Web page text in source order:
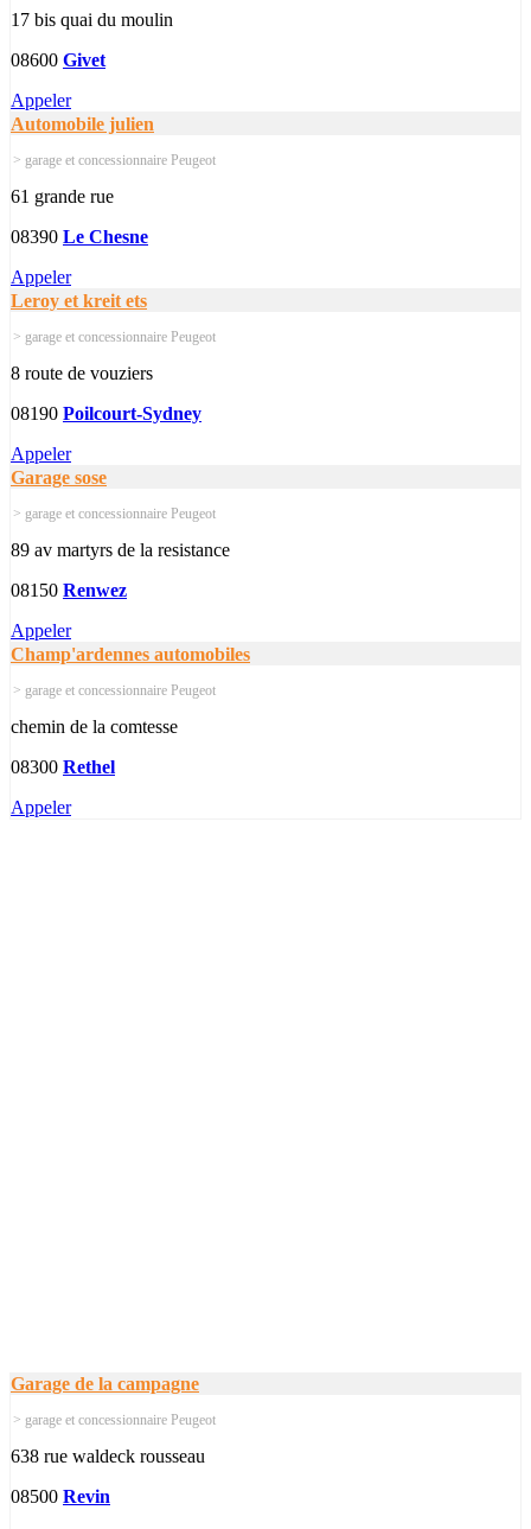
17 bis quai du moulin
08600 Givet
Appeler
Automobile julien
> garage et concessionnaire Peugeot
61 grande rue
08390 Le Chesne
Appeler
Leroy et kreit ets
> garage et concessionnaire Peugeot
8 route de vouziers
08190 Poilcourt-Sydney
Appeler
Garage sose
> garage et concessionnaire Peugeot
89 av martyrs de la resistance
08150 Renwez
Appeler
Champ'ardennes automobiles
> garage et concessionnaire Peugeot
chemin de la comtesse
08300 Rethel
Appeler
Garage de la campagne
> garage et concessionnaire Peugeot
638 rue waldeck rousseau
08500 Revin